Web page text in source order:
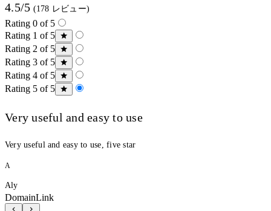
4.5/5 (178 レビュー)
Rating 0 of 5
Rating 1 of 5
Rating 2 of 5
Rating 3 of 5
Rating 4 of 5
Rating 5 of 5
Very useful and easy to use
Very useful and easy to use, five star
A
Aly
DomainLink